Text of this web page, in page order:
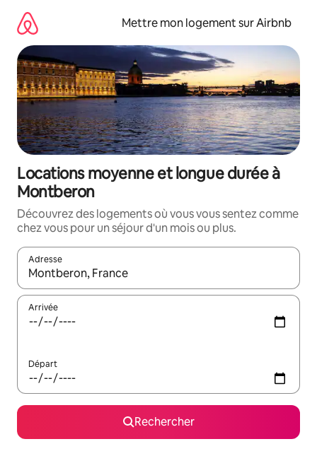
directement
contenu
Mettre mon logement sur Airbnb
Locations moyenne et longue durée à
Montberon
Découvrez des logements où vous vous sentez comme
chez vous pour un séjour d'un mois ou plus.
Adresse
Lorsque les résultats s'affichent, utilisez les flèches vers le
Arrivée
Départ
Rechercher